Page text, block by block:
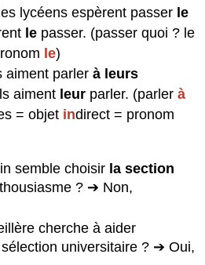
lycéens espèrent passer le
le passer. (passer quoi ? le
le)
aiment parlerà leurs
aiment leur parler. (parlerà
= objet indirect = pronom
semble choisir la section
? ➔ Non,
cherche à aider
universitaire ? ➔ Oui,